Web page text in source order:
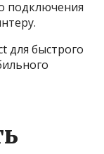
подключения
для быстрого